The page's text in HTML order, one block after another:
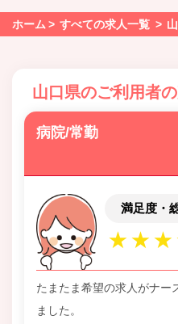
ホーム すべての求人一覧
山口県のご利用者
病院/常勤
満足度・
たまたま希望の求人がナー
ました。